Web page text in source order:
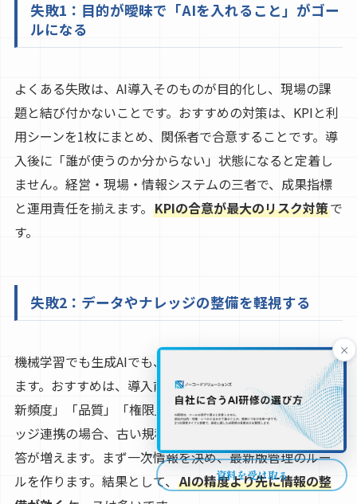
失敗1：目的が曖昧で「AIを入れること」がゴー
ルになる
よくある失敗は、AI導入そのものが目的化し、現場の課
題と結び付かないことです。おすすめの対策は、KPIと利
用シーンを1枚にまとめ、関係者で合意することです。導
入後に「誰が使うのか分からない」状態になると定着し
ません。経営・現場・情報システムの三者で、成果指標
と運用責任を揃えます。 KPIの合意が最大のリスク対策で
す。
失敗2：データやナレッジの整備を軽視する
機械学習でも生成AIでも、入力が悪いと出力も悪くなり
ます。おすすめは、導入前に「使うデータの所在」「更
新頻度」「品質」「権限」を棚卸しすることです。ナレ
ッジ連携の場合、古い規程や矛盾する文書があると誤回
答が増えます。まず一次情報を決め、最新版管理のルー
ルを作ります。結果として、 AIの精度より先に情報の整
×
資料を受け取る